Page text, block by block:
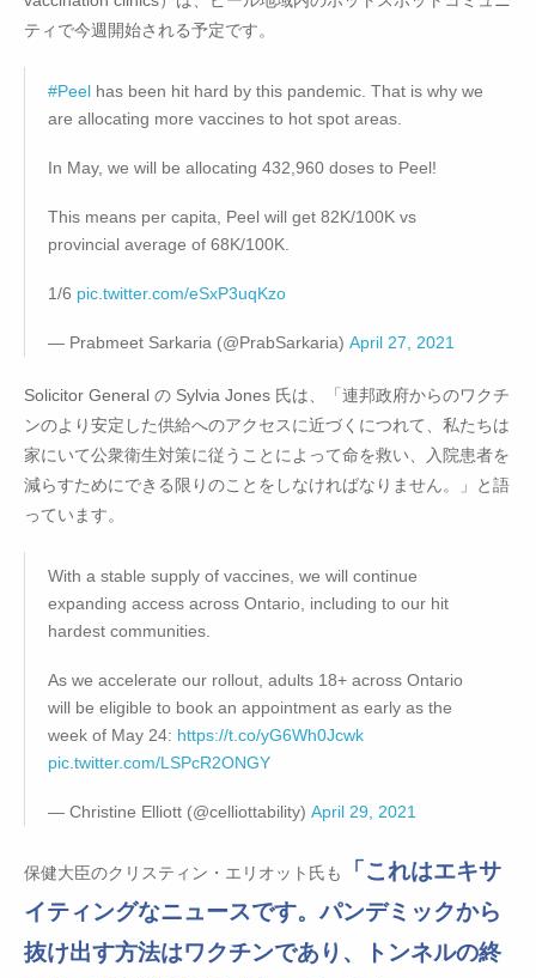
ティで今週開始される予定です。
#Peel has been hit hard by this pandemic. That is why we
are allocating more vaccines to hot spot areas.
In May, we will be allocating 432,960 doses to Peel!
This means per capita, Peel will get 82K/100K vs
provincial average of 68K/100K.
1/6 pic.twitter.com/eSxP3uqKzo
— Prabmeet Sarkaria (@PrabSarkaria) April 27, 2021
Solicitor General の Sylvia Jones 氏は、「連邦政府からのワクチ
ンのより安定した供給へのアクセスに近づくにつれて、私たちは
家にいて公衆衛生対策に従うことによって命を救い、入院患者を
減らすためにできる限りのことをしなければなりません。」と語
っています。
With a stable supply of vaccines, we will continue
expanding access across Ontario, including to our hit
hardest communities.
As we accelerate our rollout, adults 18+ across Ontario
will be eligible to book an appointment as early as the
week of May 24: https://t.co/yG6Wh0Jcwk
pic.twitter.com/LSPcR2ONGY
— Christine Elliott (@celliottability) April 29, 2021
保健大臣のクリスティン・エリオット氏も
「これはエキサ
イティングなニュースです。パンデミックから
抜け出す方法はワクチンであり、トンネルの終